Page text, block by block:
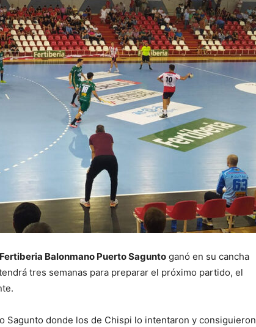
Fertiberia Balonmano Puerto Sagunto ganó en su cancha
tres semanas para preparar el próximo partido, el
Sagunto donde los de Chispi lo intentaron y consiguieron